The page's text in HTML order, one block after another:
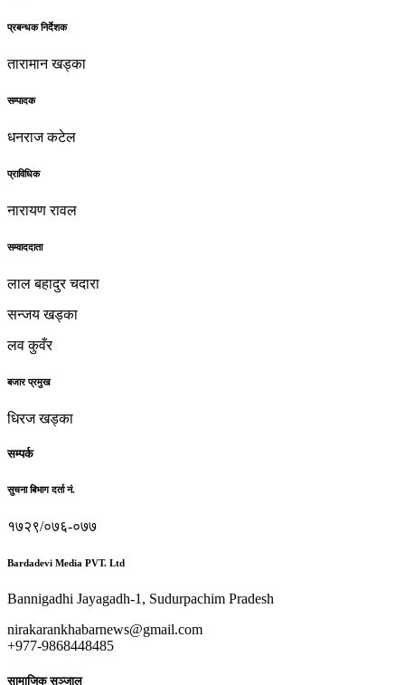
प्रबन्धक निर्देशक
तारामान खड्का
सम्पादक
धनराज कटेल
प्राविधिक
नारायण रावल
सम्वाददाता
लाल बहादुर चदारा
सन्जय खड्का
लव कुवँर
बजार प्रमुख
धिरज खड्का
सम्पर्क
सुचना बिभाग दर्ता नं.
१७२९/०७६-०७७
Bardadevi Media PVT. Ltd
Bannigadhi Jayagadh-1, Sudurpachim Pradesh
nirakarankhabarnews@gmail.com
+977-9868448485
सामाजिक सञ्जाल